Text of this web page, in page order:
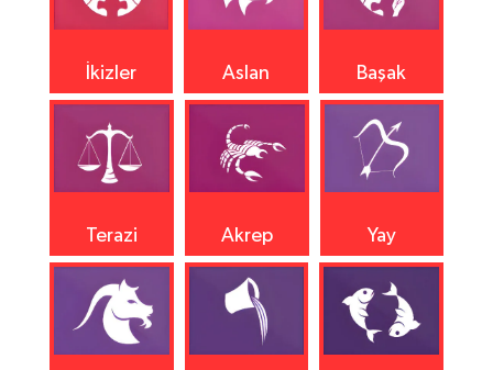
İkizler Aslan Başak
Terazi Akrep Yay